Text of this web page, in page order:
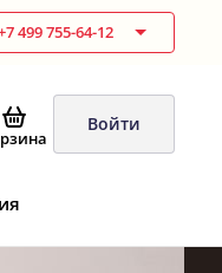
499 755-64-12
Войти